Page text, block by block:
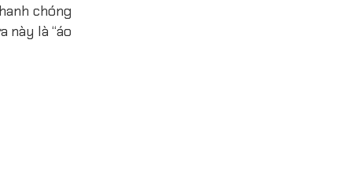
chóng
này là “áo